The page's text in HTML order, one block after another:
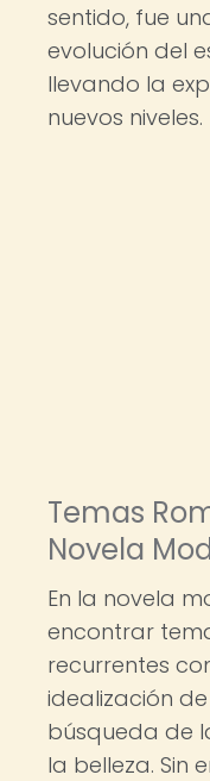
sentido, fue
evolución del
llevando la
nuevos niveles.
Temas
Novela
En la novela
encontrar
recurrentes
idealización
búsqueda de
la belleza. Sin